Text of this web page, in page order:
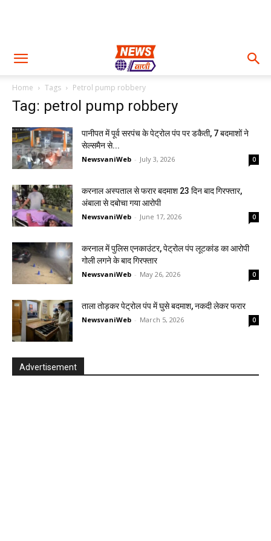
Home Tags Petrol pump robbery
Tag: petrol pump robbery
पानीपत में पूर्व सरपंच के पेट्रोल पंप पर डकैती, 7 बदमाशों ने
सेल्समैन से...
NewsvaniWeb - July 3, 2026 0
करनाल अस्पताल से फरार बदमाश 23 दिन बाद गिरफ्तार,
अंबाला से दबोचा गया आरोपी
NewsvaniWeb - June 17, 2026 0
करनाल में पुलिस एनकाउंटर, पेट्रोल पंप लूटकांड का आरोपी
गोली लगने के बाद गिरफ्तार
NewsvaniWeb - May 26, 2026 0
ताला तोड़कर पेट्रोल पंप में घुसे बदमाश, नकदी लेकर फरार
NewsvaniWeb - March 5, 2026 0
Advertisement